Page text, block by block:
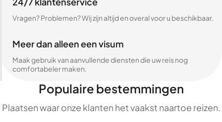
Vragen? Problemen? Wij zijn altijd en overal voor u beschikbaar.
Meer dan alleen een visum
Maak gebruik van aanvullende diensten die uw reis nog
comfortabeler maken.
Populaire bestemmingen
Plaatsen waar onze klanten het vaakst naartoe reizen.